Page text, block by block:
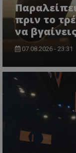
πριν το
να
07.08.2026 - 23:31